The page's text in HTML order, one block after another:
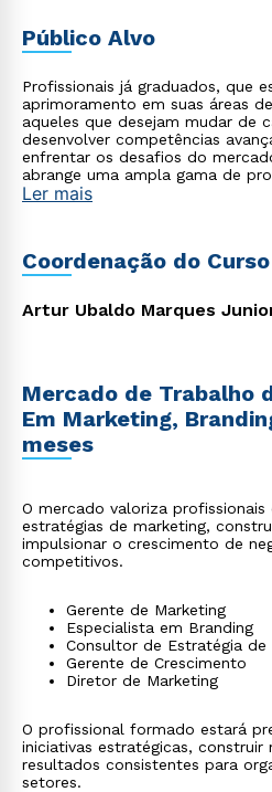
Público Alvo
Profissionais já graduados, que
aprimoramento em suas áreas
aqueles que desejam mudar de
desenvolver competências
enfrentar os desafios do
abrange uma ampla gama de
diversas áreas, como tecnologia,
carreiras e alcançar o sucesso
Ler mais
Coordenação do Curso
Artur Ubaldo Marques
Mercado de Trabalho
Em Marketing,
meses
O mercado valoriza
estratégias de marketing,
impulsionar o crescimento de
competitivos.
Gerente de Marketing
Especialista em Branding
Consultor de Estratégia de
Gerente de Crescimento
Diretor de Marketing
O profissional formado estará
iniciativas estratégicas, construir
resultados consistentes para
setores.